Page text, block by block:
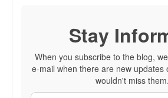
Stay
When you subscribe to the blog,
e-mail when there are new updates
wouldn't miss them.